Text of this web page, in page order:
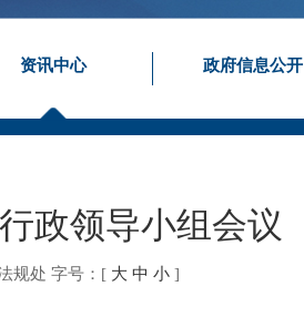
资讯中心 政府信息公开
政领导小组会议
规处 字号： [ 大 中 小 ]